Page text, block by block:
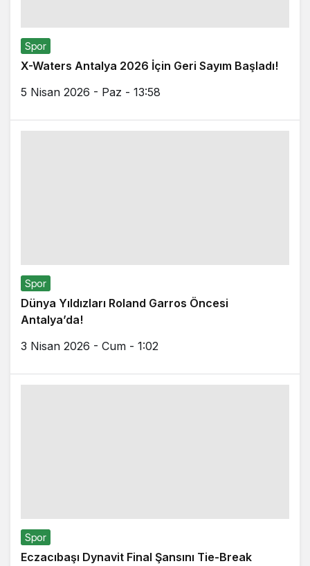
Spor
X-Waters Antalya 2026 İçin Geri Sayım Başladı!
5 Nisan 2026 - Paz - 13:58
Spor
Dünya Yıldızları Roland Garros Öncesi
Antalya’da!
3 Nisan 2026 - Cum - 1:02
Spor
Eczacıbaşı Dynavit Final Şansını Tie-Break